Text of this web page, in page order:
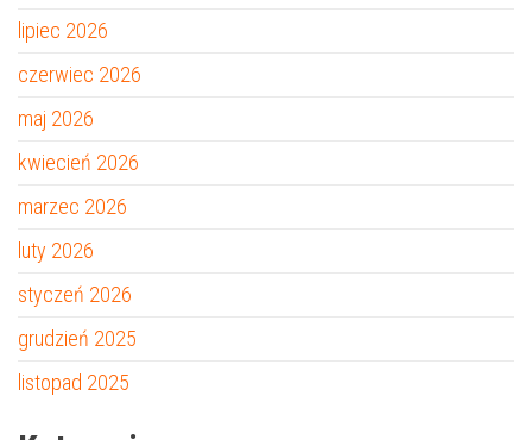
lipiec 2026
czerwiec 2026
maj 2026
kwiecień 2026
marzec 2026
luty 2026
styczeń 2026
grudzień 2025
listopad 2025